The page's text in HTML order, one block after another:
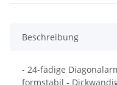
Beschreibung
- 24-fädige
formstabil -